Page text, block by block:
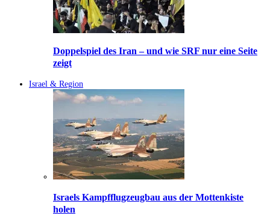
Doppelspiel des Iran – und wie SRF nur eine Seite
zeigt
Israel & Region
Israels Kampfflugzeugbau aus der Mottenkiste
holen